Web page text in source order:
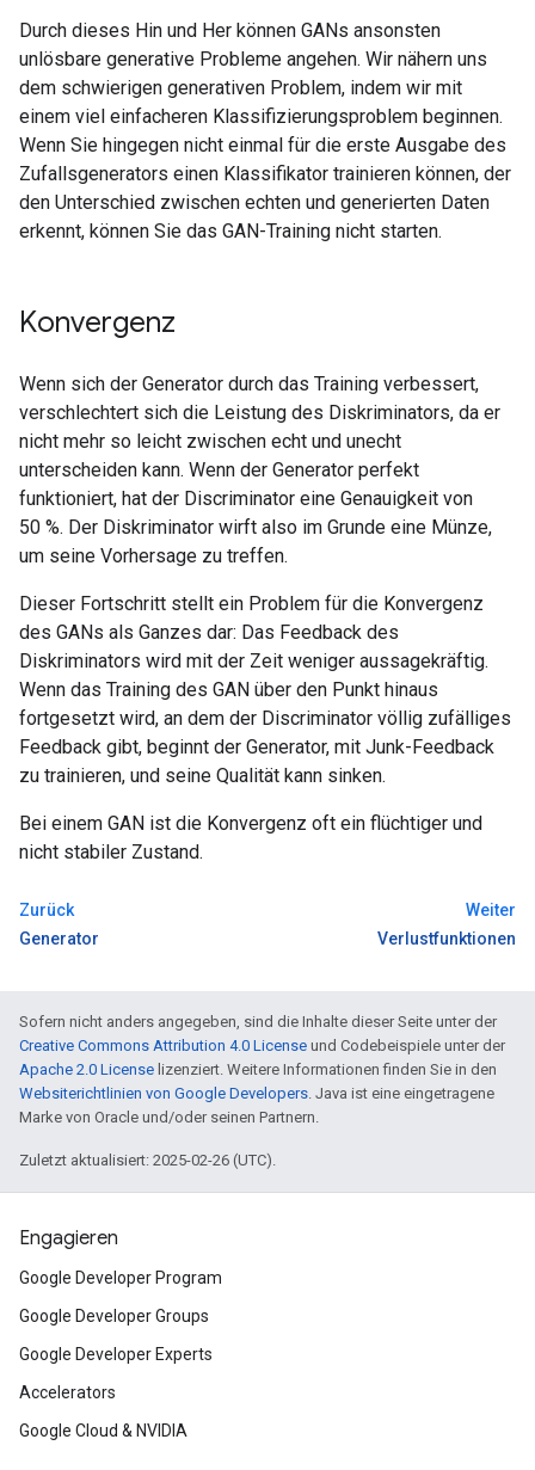
Durch dieses Hin und Her können GANs ansonsten
unlösbare generative Probleme angehen. Wir nähern uns
dem schwierigen generativen Problem, indem wir mit
einem viel einfacheren Klassifizierungsproblem beginnen.
Wenn Sie hingegen nicht einmal für die erste Ausgabe des
Zufallsgenerators einen Klassifikator trainieren können, der
den Unterschied zwischen echten und generierten Daten
erkennt, können Sie das GAN-Training nicht starten.
Konvergenz
Wenn sich der Generator durch das Training verbessert,
verschlechtert sich die Leistung des Diskriminators, da er
nicht mehr so leicht zwischen echt und unecht
unterscheiden kann. Wenn der Generator perfekt
funktioniert, hat der Discriminator eine Genauigkeit von
50 %. Der Diskriminator wirft also im Grunde eine Münze,
um seine Vorhersage zu treffen.
Dieser Fortschritt stellt ein Problem für die Konvergenz
des GANs als Ganzes dar: Das Feedback des
Diskriminators wird mit der Zeit weniger aussagekräftig.
Wenn das Training des GAN über den Punkt hinaus
fortgesetzt wird, an dem der Discriminator völlig zufälliges
Feedback gibt, beginnt der Generator, mit Junk-Feedback
zu trainieren, und seine Qualität kann sinken.
Bei einem GAN ist die Konvergenz oft ein flüchtiger und
nicht stabiler Zustand.
Zurück
Generator
Weiter
Verlustfunktionen
Sofern nicht anders angegeben, sind die Inhalte dieser Seite unter der
Creative Commons Attribution 4.0 License und Codebeispiele unter der
Apache 2.0 License lizenziert. Weitere Informationen finden Sie in den
Websiterichtlinien von Google Developers. Java ist eine eingetragene
Marke von Oracle und/oder seinen Partnern.
Zuletzt aktualisiert: 2025-02-26 (UTC).
Engagieren
Google Developer Program
Google Developer Groups
Google Developer Experts
Accelerators
Google Cloud & NVIDIA